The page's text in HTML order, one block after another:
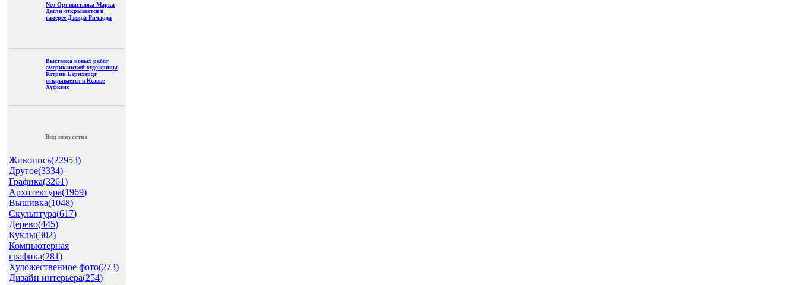
Neo-Op: выставка Марка
Дагли открывается в
галерее Дэвида Ричарда
Выставка новых работ
американской художницы
Кэтрин Бернхардт
открывается в Ксавье
Хуфкенс
Вид искусства
Живопись(22953)
Другое(3334)
Графика(3261)
Архитектура(1969)
Вышивка(1048)
Скульптура(617)
Дерево(445)
Куклы(302)
Компьютерная
графика(281)
Художественное фото(273)
Дизайн интерьера(254)